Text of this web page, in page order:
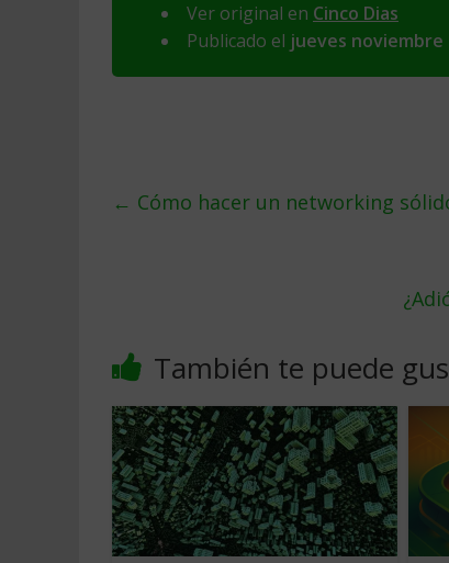
Ver original en Cinco Dias
Publicado el jueves noviembre
← Cómo hacer un networking
También te puede